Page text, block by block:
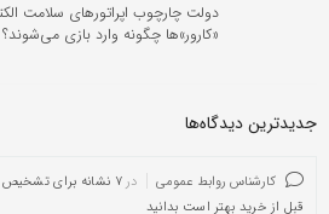
دولت چارچوب اپراتورهای سلامت
«کارور»ها چگونه وارد بازی می‌شوند؟
جدیدترین دیدگاه‌‌ها
کارشناس روابط عمومی در
۷ نشانه برای تشخیص
قبل از خرید بهتر است بدانید